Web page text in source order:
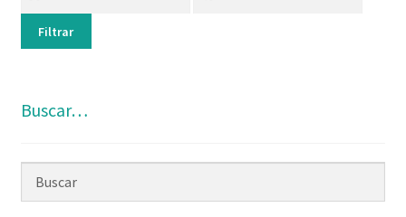
Filtrar
Buscar…